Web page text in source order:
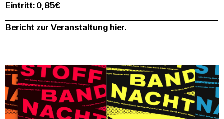
Eintritt: 0,85€
Bericht zur Veranstaltung hier.